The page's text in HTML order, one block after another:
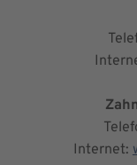
Internet: